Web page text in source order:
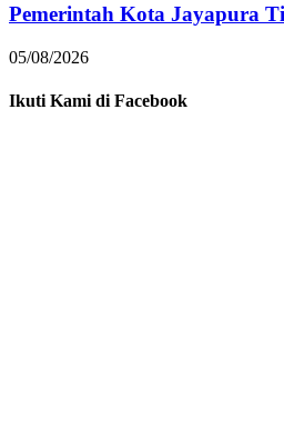
Pemerintah Kota Jayapura
05/08/2026
Ikuti Kami di Facebook